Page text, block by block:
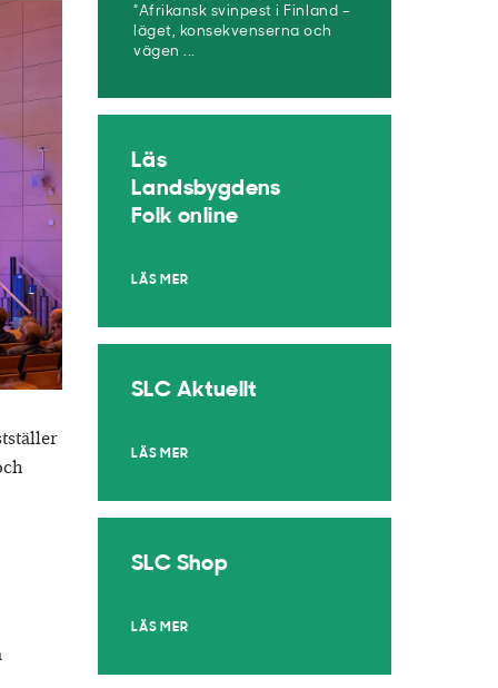
”Afrikansk svinpest i Finland –
läget, konsekvenserna och
vägen ...
Läs
Landsbygdens
Folk online
LÄS MER
SLC Aktuellt
LÄS MER
SLC Shop
LÄS MER